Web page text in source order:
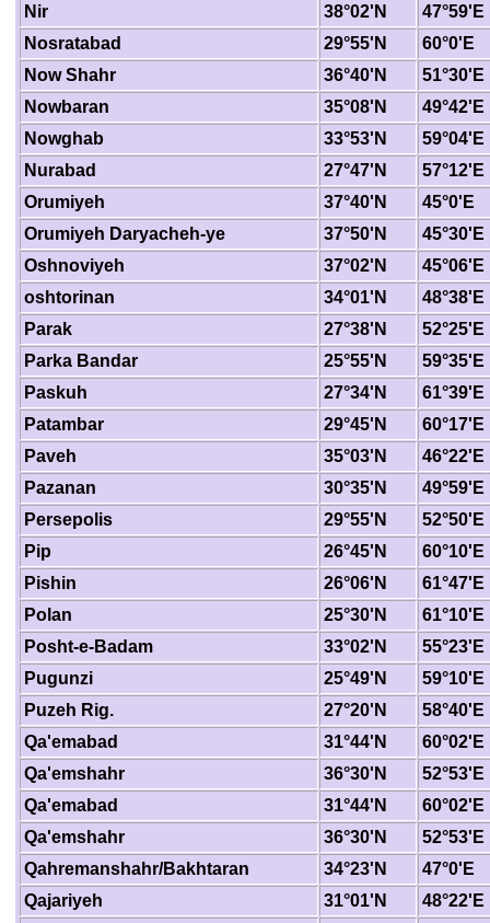
Nir
38°02'N
47°59'E
Nosratabad
29°55'N
60°0'E
Now Shahr
36°40'N
51°30'E
Nowbaran
35°08'N
49°42'E
Nowghab
33°53'N
59°04'E
Nurabad
27°47'N
57°12'E
Orumiyeh
37°40'N
45°0'E
Orumiyeh Daryacheh-ye
37°50'N
45°30'E
Oshnoviyeh
37°02'N
45°06'E
oshtorinan
34°01'N
48°38'E
Parak
27°38'N
52°25'E
Parka Bandar
25°55'N
59°35'E
Paskuh
27°34'N
61°39'E
Patambar
29°45'N
60°17'E
Paveh
35°03'N
46°22'E
Pazanan
30°35'N
49°59'E
Persepolis
29°55'N
52°50'E
Pip
26°45'N
60°10'E
Pishin
26°06'N
61°47'E
Polan
25°30'N
61°10'E
Posht-e-Badam
33°02'N
55°23'E
Pugunzi
25°49'N
59°10'E
Puzeh Rig.
27°20'N
58°40'E
Qa'emabad
31°44'N
60°02'E
Qa'emshahr
36°30'N
52°53'E
Qa'emabad
31°44'N
60°02'E
Qa'emshahr
36°30'N
52°53'E
Qahremanshahr/Bakhtaran
34°23'N
47°0'E
Qajariyeh
31°01'N
48°22'E